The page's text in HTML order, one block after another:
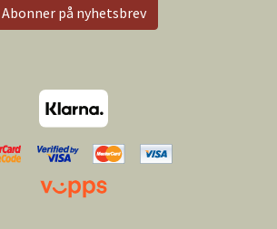
Abonner på nyhetsbrev